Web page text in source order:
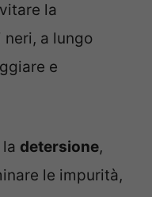
la
a lungo
e
detersione,
le impurità,